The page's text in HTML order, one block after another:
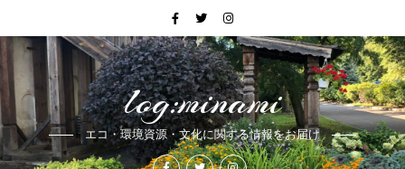
log:minami
エコ・環境資源・文化に関する情報をお届け